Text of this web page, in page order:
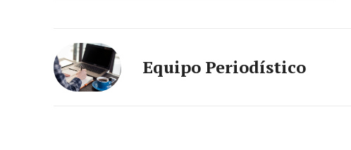
News Week
Magazine PRO
Equipo Periodístico